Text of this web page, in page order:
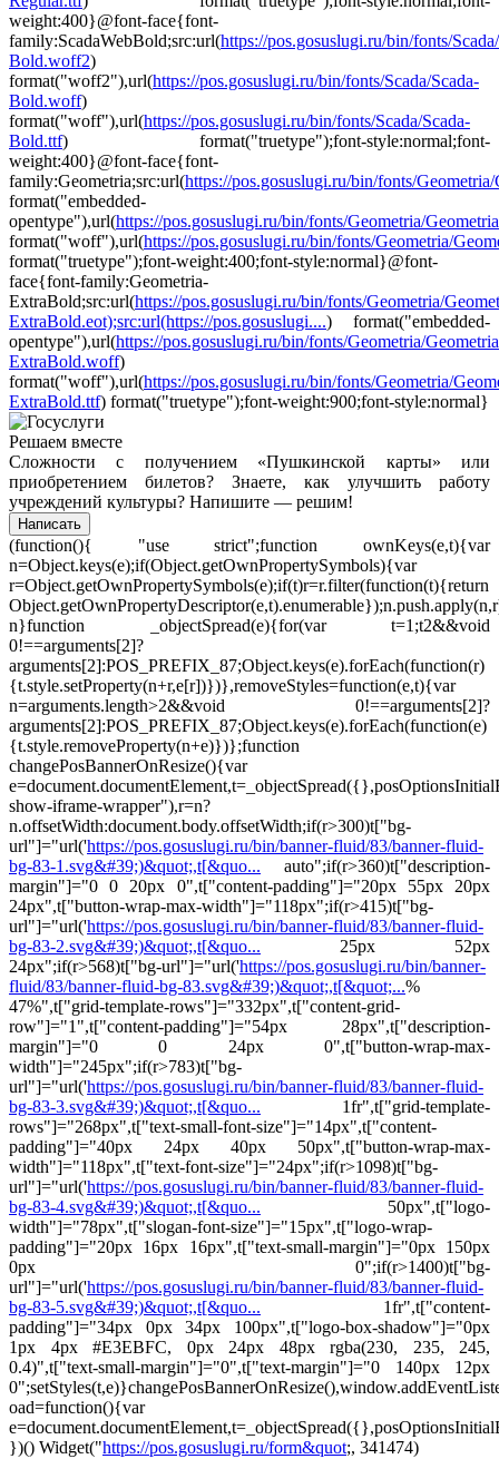
weight:400}@font-face{font-
family:ScadaWebBold;src:url(https://pos.gosuslugi.ru/bin/fonts/
Bold.woff2)
format("woff2"),url(https://pos.gosuslugi.ru/bin/fonts/Scada/Scada-
Bold.woff)
format("woff"),url(https://pos.gosuslugi.ru/bin/fonts/Scada/Scada-
Bold.ttf) format("truetype");font-style:normal;font-
weight:400}@font-face{font-
family:Geometria;src:url(https://pos.gosuslugi.ru/bin/fonts/
format("embedded-
opentype"),url(https://pos.gosuslugi.ru/bin/fonts/Geometria/
format("woff"),url(https://pos.gosuslugi.ru/bin/fonts/Geometria/
format("truetype");font-weight:400;font-style:normal}@font-
face{font-family:Geometria-
ExtraBold;src:url(https://pos.gosuslugi.ru/bin/fonts/Geometria/
ExtraBold.eot);src:url(https://pos.gosuslugi....) format("embedded-
opentype"),url(https://pos.gosuslugi.ru/bin/fonts/Geometria/
ExtraBold.woff)
format("woff"),url(https://pos.gosuslugi.ru/bin/fonts/Geometria/
ExtraBold.ttf) format("truetype");font-weight:900;font-style:normal}
Решаем вместе
Сложности с получением «Пушкинской карты» или
приобретением билетов? Знаете, как улучшить работу
учреждений культуры? Напишите — решим!
Написать
(function(){ "use strict";function ownKeys(e,t){var
n=Object.keys(e);if(Object.getOwnPropertySymbols){var
r=Object.getOwnPropertySymbols(e);if(t)r=r.filter(function(t){return
n}function _objectSpread(e){for(var t=1;t2&&void
0!==arguments[2]?
arguments[2]:POS_PREFIX_87;Object.keys(e).forEach(function(r)
{t.style.setProperty(n+r,e[r])})},removeStyles=function(e,t){var
n=arguments.length>2&&void 0!==arguments[2]?
arguments[2]:POS_PREFIX_87;Object.keys(e).forEach(function(e)
{t.style.removeProperty(n+e)})};function
changePosBannerOnResize(){var
show-iframe-wrapper"),r=n?
n.offsetWidth:document.body.offsetWidth;if(r>300)t["bg-
url"]="url('https://pos.gosuslugi.ru/bin/banner-fluid/83/banner-fluid-
bg-83-1.svg&#39;)&quot;,t[&quo... auto";if(r>360)t["description-
margin"]="0 0 20px 0",t["content-padding"]="20px 55px 20px
24px",t["button-wrap-max-width"]="118px";if(r>415)t["bg-
url"]="url('https://pos.gosuslugi.ru/bin/banner-fluid/83/banner-fluid-
bg-83-2.svg&#39;)&quot;,t[&quo... 25px 52px
24px";if(r>568)t["bg-url"]="url('https://pos.gosuslugi.ru/bin/banner-
fluid/83/banner-fluid-bg-83.svg&#39;)&quot;,t[&quot;...%
47%",t["grid-template-rows"]="332px",t["content-grid-
row"]="1",t["content-padding"]="54px 28px",t["description-
margin"]="0 0 24px 0",t["button-wrap-max-
width"]="245px";if(r>783)t["bg-
url"]="url('https://pos.gosuslugi.ru/bin/banner-fluid/83/banner-fluid-
bg-83-3.svg&#39;)&quot;,t[&quo... 1fr",t["grid-template-
rows"]="268px",t["text-small-font-size"]="14px",t["content-
padding"]="40px 24px 40px 50px",t["button-wrap-max-
width"]="118px",t["text-font-size"]="24px";if(r>1098)t["bg-
url"]="url('https://pos.gosuslugi.ru/bin/banner-fluid/83/banner-fluid-
bg-83-4.svg&#39;)&quot;,t[&quo... 50px",t["logo-
width"]="78px",t["slogan-font-size"]="15px",t["logo-wrap-
padding"]="20px 16px 16px",t["text-small-margin"]="0px 150px
0px 0";if(r>1400)t["bg-
url"]="url('https://pos.gosuslugi.ru/bin/banner-fluid/83/banner-fluid-
bg-83-5.svg&#39;)&quot;,t[&quo... 1fr",t["content-
padding"]="34px 0px 34px 100px",t["logo-box-shadow"]="0px
1px 4px #E3EBFC, 0px 24px 48px rgba(230, 235, 245,
0.4)",t["text-small-margin"]="0",t["text-margin"]="0 140px 12px
oad=function(){var
})() Widget("https://pos.gosuslugi.ru/form&quot;, 341474)